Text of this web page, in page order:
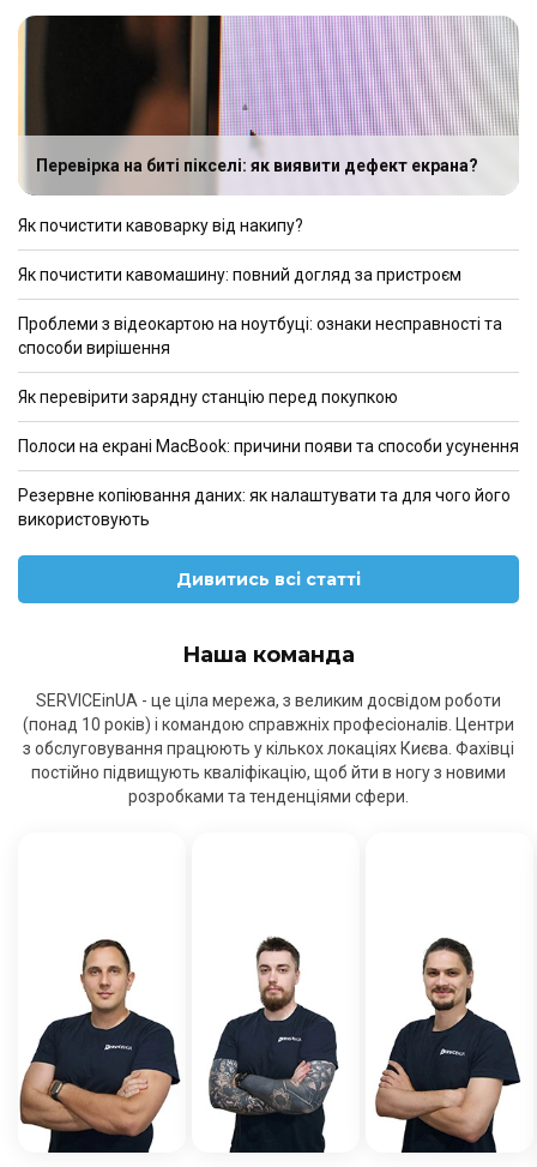
Перевірка на биті пікселі: як виявити дефект екрана?
Як почистити кавоварку від накипу?
Як почистити кавомашину: повний догляд за пристроєм
Проблеми з відеокартою на ноутбуці: ознаки несправності та
способи вирішення
Як перевірити зарядну станцію перед покупкою
Полоси на екрані MacBook: причини появи та способи усунення
Резервне копіювання даних: як налаштувати та для чого його
використовують
Дивитись всі статті
Наша команда
SERVICEinUA - це ціла мережа, з великим досвідом роботи
(понад 10 років) і командою справжніх професіоналів. Центри
з обслуговування працюють у кількох локаціях Києва. Фахівці
постійно підвищують кваліфікацію, щоб йти в ногу з новими
розробками та тенденціями сфери.